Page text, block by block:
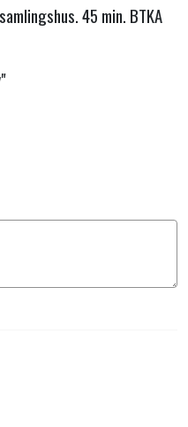
45 min. BTKA